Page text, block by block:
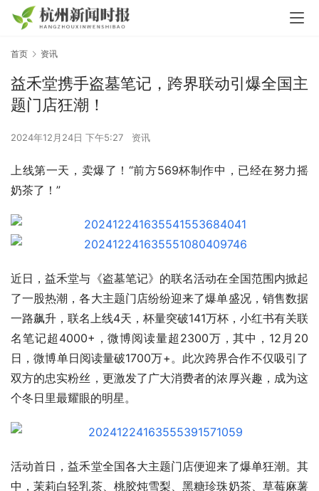
首页 资讯
益禾堂携手盗墓笔记，跨界联动引爆全国主
题门店狂潮！
2024年12月24日 下午5:27 资讯
上线第一天，卖爆了！“前方569杯制作中，已经在努力摇
奶茶了！”
近日，益禾堂与《盗墓笔记》的联名活动在全国范围内掀起
了一股热潮，各大主题门店纷纷迎来了爆单盛况，销售数据
一路飙升，联名上线4天，杯量突破141万杯，小红书有关联
名笔记超4000+，微博阅读量超2300万，其中，12月20
日，微博单日阅读量破1700万+。此次跨界合作不仅吸引了
双方的忠实粉丝，更激发了广大消费者的浓厚兴趣，成为这
个冬日里最耀眼的明星。
活动首日，益禾堂全国各大主题门店便迎来了爆单狂潮。其
中，茉莉白轻乳茶、桃胶炖雪梨、黑糖珍珠奶茶、草莓麻薯